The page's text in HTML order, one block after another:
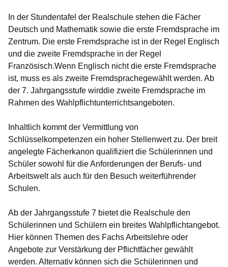
In der Stundentafel der Realschule stehen die Fächer
Deutsch und Mathematik sowie die erste Fremdsprache im
Zentrum. Die erste Fremdsprache ist in der Regel Englisch
und die zweite Fremdsprache in der Regel
Französisch.Wenn Englisch nicht die erste Fremdsprache
ist, muss es als zweite Fremdsprachegewählt werden. Ab
der 7. Jahrgangsstufe wirddie zweite Fremdsprache im
Rahmen des Wahlpflichtunterrichtsangeboten.
Inhaltlich kommt der Vermittlung von
Schlüsselkompetenzen ein hoher Stellenwert zu. Der breit
angelegte Fächerkanon qualifiziert die Schülerinnen und
Schüler sowohl für die Anforderungen der Berufs- und
Arbeitswelt als auch für den Besuch weiterführender
Schulen.
Ab der Jahrgangsstufe 7 bietet die Realschule den
Schülerinnen und Schülern ein breites Wahlpflichtangebot.
Hier können Themen des Fachs Arbeitslehre oder
Angebote zur Verstärkung der Pflichtfächer gewählt
werden. Alternativ können sich die Schülerinnen und